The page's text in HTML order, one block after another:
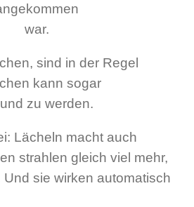
war.
sind in der Regel
kann sogar
zu werden.
Lächeln macht auch
strahlen gleich viel mehr,
sie wirken automatisch